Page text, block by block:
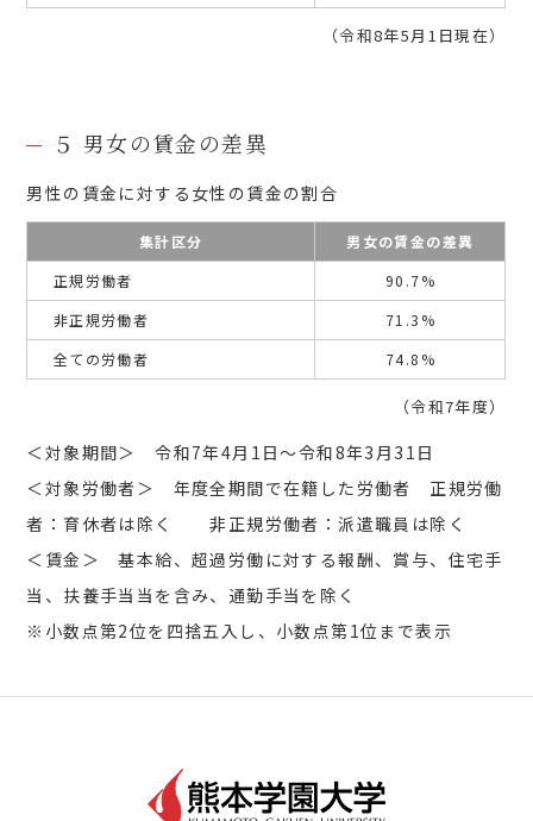
（令和8年5月1日現在）
５ 男女の賃金の差異
男性の賃金に対する女性の賃金の割合
集計区分
男女の賃金の差異
正規労働者
90.7%
非正規労働者
71.3%
全ての労働者
74.8%
（令和7年度）
＜対象期間＞ 令和7年4月1日～令和8年3月31日
＜対象労働者＞ 年度全期間で在籍した労働者 正規労働
者：育休者は除く 非正規労働者：派遣職員は除く
＜賃金＞ 基本給、超過労働に対する報酬、賞与、住宅手
当、扶養手当当を含み、通勤手当を除く
※小数点第2位を四捨五入し、小数点第1位まで表示